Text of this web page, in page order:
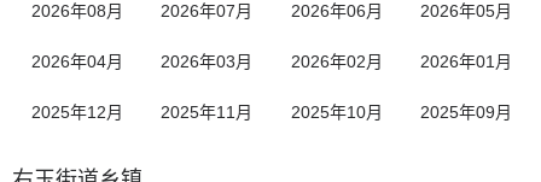
2026年08月 2026年07月 2026年06月 2026年05月
2026年04月 2026年03月 2026年02月 2026年01月
2025年12月 2025年11月 2025年10月 2025年09月